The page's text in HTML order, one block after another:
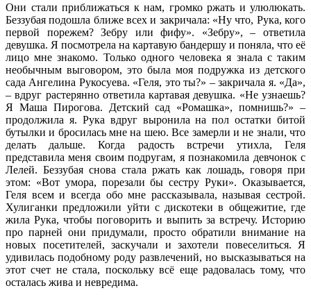
Они стали приближаться к нам, громко ржать и улюлюкать.
Беззубая подошла ближе всех и закричала: «Ну что, Рука, кого
первой порежем? Зебру или фифу». «Зебру», – ответила
девушка. Я посмотрела на картавую бандершу и поняла, что её
лицо мне знакомо. Только одного человека я знала с таким
необычным выговором, это была моя подружка из детского
сада Ангелина Рукосуева. «Геля, это ты?» – закричала я. «Да»,
– вдруг растерянно ответила картавая девушка. «Не узнаешь?
Я Маша Пирогова. Детский сад «Ромашка», помнишь?» –
продолжила я. Рука вдруг выронила на пол остатки битой
бутылки и бросилась мне на шею. Все замерли и не знали, что
делать дальше. Когда радость встречи утихла, Геля
представила меня своим подругам, я познакомила девчонок с
Лелей. Беззубая снова стала ржать как лошадь, говоря при
этом: «Вот умора, порезали бы сестру Руки». Оказывается,
Геля всем и всегда обо мне рассказывала, называя сестрой.
Хулиганки предложили уйти с дискотеки в общежитие, где
жила Рука, чтобы поговорить и выпить за встречу. Историю
про парней они придумали, просто обратили внимание на
новых посетителей, заскучали и захотели повеселиться. Я
удивилась подобному роду развлечений, но высказываться на
этот счет не стала, поскольку всё еще радовалась тому, что
осталась жива и невредима.